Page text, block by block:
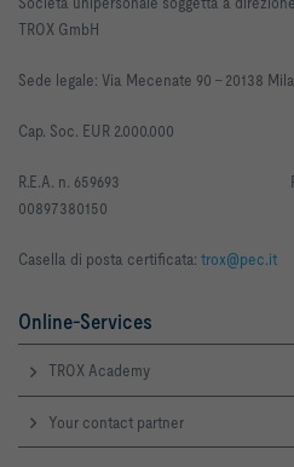
TROX GmbH
Sede legale: Via Mecenate 90 -20138
Cap. Soc. EUR 2.000.000
R.E.A. n. 659693
00897380150
Casella di posta certificata: trox@pec.it
Online-Services
TROX Academy
Your contact partner